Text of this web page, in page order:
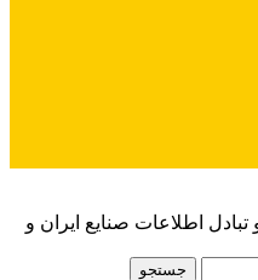
اطلاعات صنایع ایران و